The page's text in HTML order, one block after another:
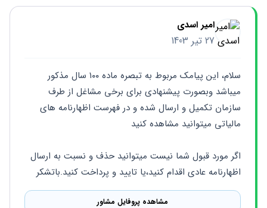
امیر اسدی
27 تیر 1403
مالیاتی میتوانید مشاهده کنید
اظهارنامه عادی اقدام کنید،یا تایید و پرداخت کنید.باتشکر
مشاهده پروفایل مشاور